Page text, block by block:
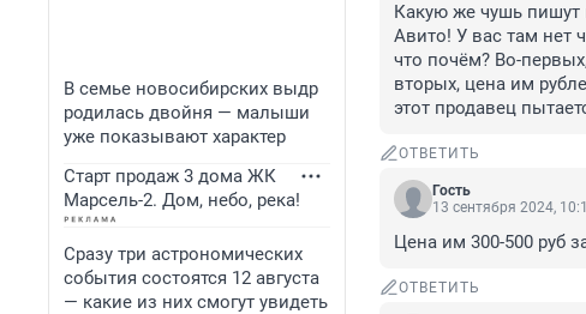
В семье новосибирских выдр
родилась двойня — малыши
уже показывают характер
Старт продаж 3 дома ЖК
Марсель-2. Дом, небо, река!
Сразу три астрономических
события состоятся 12 августа
— какие из них смогут увидеть
Какую же чушь пишут
Авито! У вас там нет
что почём? Во-
вторых, цена им
этот продавец
ОТВЕТИТЬ
Гость
13 сентября 2024,
Цена им 300-500 руб
ОТВЕТИТЬ